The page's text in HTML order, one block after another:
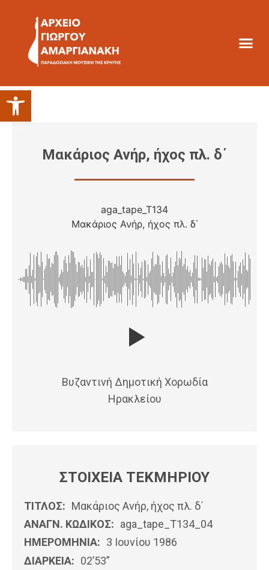
Ανοίξτε τη γραμμή εργαλείων
Μακάριος Ανήρ, ήχος πλ. δ΄
aga_tape_T134
Μακάριος Ανήρ, ήχος πλ. δ΄
Βυζαντινή Δημοτική Χορωδία
Ηρακλείου
ΣΤΟΙΧΕΙΑ ΤΕΚΜΗΡΙΟΥ
ΤΙΤΛΟΣ: Μακάριος Ανήρ, ήχος πλ. δ΄
ΑΝΑΓΝ. ΚΩΔΙΚΟΣ: aga_tape_T134_04
ΗΜΕΡΟΜΗΝΊΑ: 3 Ιουνίου 1986
ΔΙΑΡΚΕΙΑ: 02’53”